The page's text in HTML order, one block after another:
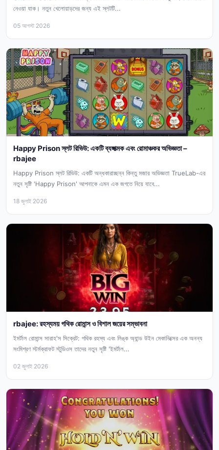
নেওয়া যাক। নতুন খেলোয়াড়দের জন্য এই স্লটটি...
05 আগস্ট 2026
Happy Prison স্লট রিভিউ: একটি ব্যঙ্গাত্মক এবং রোমাঞ্চকর অভিজ্ঞতা –
rbajee
Happy Prison স্লট রিভিউ: একটি অন্ধকারাচ্ছন্ন কিন্তু মজার অভিজ্ঞতা TrueLab-এর
নতুন সৃষ্টি 'Happy Prison' আপনাকে এমন এক জগতে নিয়ে যাবে...
18 জুলাই 2026
rbajee: রহস্যময় গথিক রোমান্স ও বিশাল জয়ের সম্ভাবনা
ইমর্টাল রোমান্স সারাহ'স সিক্রেট: গথিক রহস্য এবং লিঙ্ক অ্যান্ড উইন মেকানিক্সের এক অনন্য
সংমিশ্রণ স্টর্মক্রাফট স্টুডিওস তাদের নতুন সৃষ্টি 'ইমর্টাল...
02 জুলাই 2026